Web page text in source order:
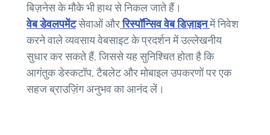
बिज़नेस के मौके भी हाथ से निकल जाते हैं।
वेब डेवलपमेंटसेवाओं औररिस्पॉन्सिव वेब डिज़ाइनमें निवेश
करने वाले व्यवसाय वेबसाइट के प्रदर्शन में उल्लेखनीय
सुधार कर सकते हैं, जिससे यह सुनिश्चित होता है कि
आगंतुक डेस्कटॉप, टैबलेट और मोबाइल उपकरणों पर एक
सहज ब्राउज़िंग अनुभव का आनंद लें।